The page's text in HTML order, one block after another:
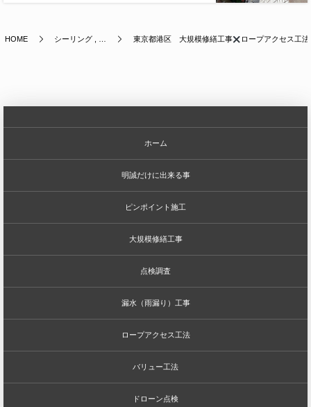
HOME シーリング , … 東京都港区 大規模修繕工事 ロープアクセス工法
ホーム
明誠だけに出来る事
ピンポイント施工
大規模修繕工事
点検調査
漏水（雨漏り）工事
ロープアクセス工法
バリュー工法
ドローン点検